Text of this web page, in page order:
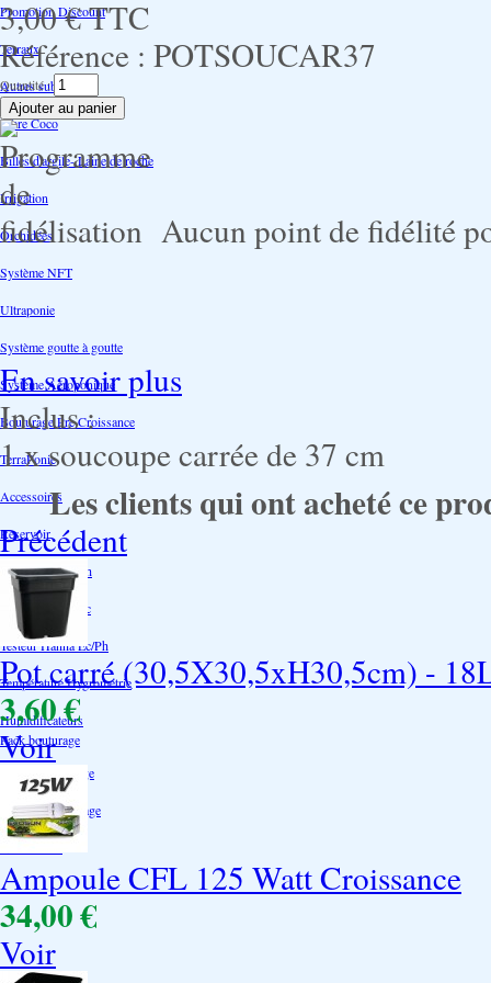
Promotion Discount
Terraux
Autres substrats
Fibre Coco
Billes d'argile- Laine de roche
Irrigation
Orchidées
Système NFT
Ultraponie
Système goutte à goutte
Système Aéroponique
Bouturage Pre Croissance
TerraPonie
Accessoires
Reservoir
Testeur Hanna Ph
Testeur Hanna Ec
Testeur Hanna Ec/Ph
Température Hygrométrie
Humidificateurs
Pack bouturage
Serres -Bouturage
Substrat-Bouturage
3,00 €TTC
Référence : POTSOUCAR37
Quantité :
Aucun point de fidélité
En savoir plus
Inclus :
1 x soucoupe carrée de 37 cm
Les clients qui ont acheté ce
Précédent
Pot carré (30,5X30,5xH30,5cm) -
3,60 €
Voir
Ampoule CFL 125 Watt Croissance
34,00 €
Voir